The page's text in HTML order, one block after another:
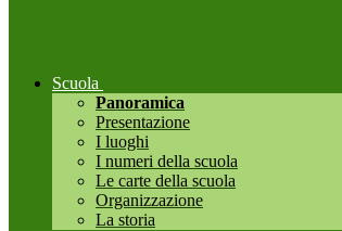
Scuola
Panoramica
Presentazione
I luoghi
I numeri della scuola
Le carte della scuola
Organizzazione
La storia